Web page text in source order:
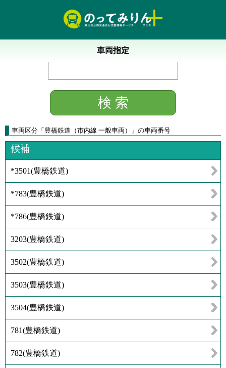
車両指定
車両区分 「 豊橋鉄道（市内線 一般車両） 」 の車両番号
候補
*3501(豊橋鉄道)
*783(豊橋鉄道)
*786(豊橋鉄道)
3203(豊橋鉄道)
3502(豊橋鉄道)
3503(豊橋鉄道)
3504(豊橋鉄道)
781(豊橋鉄道)
782(豊橋鉄道)